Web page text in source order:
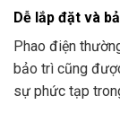
Dễ lắp đặt và
Phao điện
bảo trì cũng
sự phức tạp